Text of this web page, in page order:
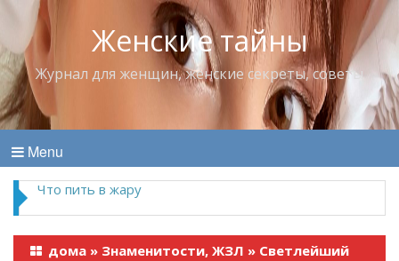
Женские тайны
Журнал для женщин, женские секреты, советы
Menu
Что пить в жару
дома » Знаменитости, ЖЗЛ » Светлейший